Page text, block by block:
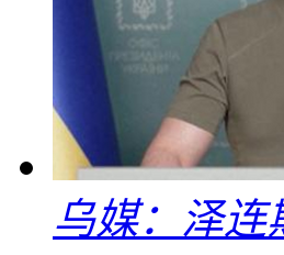
乌媒：泽连